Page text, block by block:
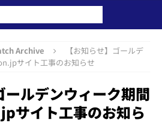
Archive
【お知らせ】ゴールデ
サイト工事のお知らせ
ールデンウィーク期間
サイト工事のお知ら